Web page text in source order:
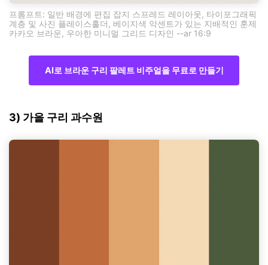
프롬프트: 일반 배경에 편집 잡지 스프레드 레이아웃, 타이포그래픽
계층 및 사진 플레이스홀더, 베이지색 악센트가 있는 지배적인 훈제
카카오 브라운, 우아한 미니멀 그리드 디자인 --ar 16:9
AI로 브라운 구리 팔레트 비주얼을 무료로 만들기
3) 가을 구리 과수원